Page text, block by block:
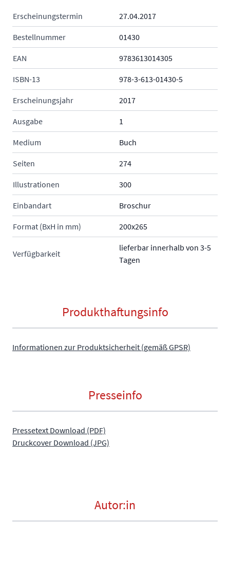
Erscheinungstermin 27.04.2017
Bestellnummer 01430
EAN 9783613014305
ISBN-13 978-3-613-01430-5
Erscheinungsjahr 2017
Ausgabe 1
Medium Buch
Seiten 274
Illustrationen 300
Einbandart Broschur
Format (BxH in mm) 200x265
Verfügbarkeit
lieferbar innerhalb von 3-5
Tagen
Produkthaftungsinfo
Informationen zur Produktsicherheit (gemäß GPSR)
Presseinfo
Pressetext Download (PDF)
Druckcover Download (JPG)
Autor:in